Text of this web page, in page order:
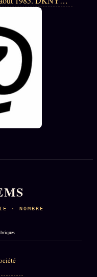
11 juin 2001 (62
LVMH
Donna garde 18%
2024. Reporter
· NOMBRE